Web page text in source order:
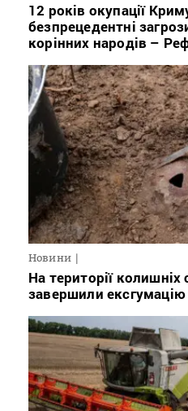
12 років окупації
безпрецедентні
корінних народів –
Новини
На території колишніх
завершили ексгумацію